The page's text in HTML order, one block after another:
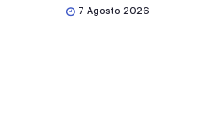
7 Agosto 2026